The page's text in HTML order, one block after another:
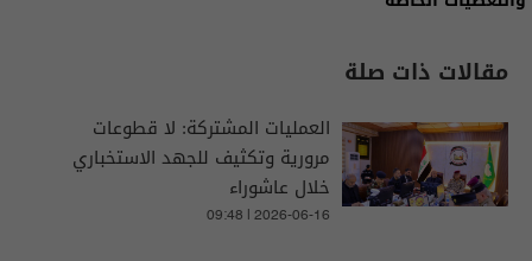
مقالات ذات صلة
العمليات المشتركة: لا قطوعات
مرورية وتكثيف للجهد الاستخباري
خلال عاشوراء
09:48 | 2026-06-16